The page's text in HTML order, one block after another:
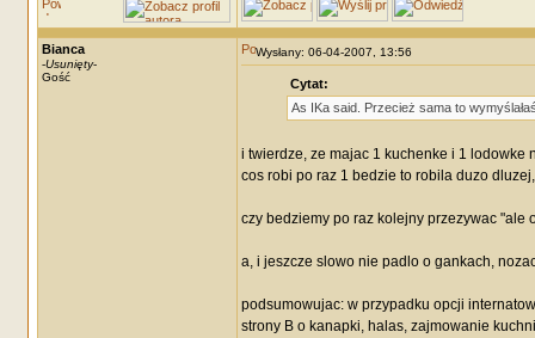
Bianca
-Usunięty-
Gość
Wysłany: 06-04-2007, 13:56
Cytat:
As IKa said. Przecież sama to
i twierdze, ze majac 1 kuchenke i 1 lodowke
cos robi po raz 1 bedzie to robila duzo
czy bedziemy po raz kolejny przezywac "ale
a, i jeszcze slowo nie padlo o gankach,
podsumowujac: w przypadku opcji
strony B o kanapki, halas, zajmowanie